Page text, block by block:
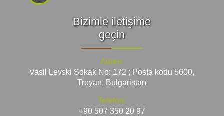
Bizimle iletişime
geçin
Adres:
Vasil Levski Sokak No: 172 ; Posta kodu 5600,
Troyan, Bulgaristan
Telefon:
+90 507 350 20 97